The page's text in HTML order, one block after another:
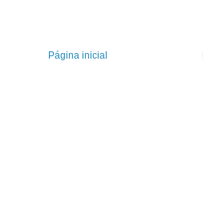
Página inicial